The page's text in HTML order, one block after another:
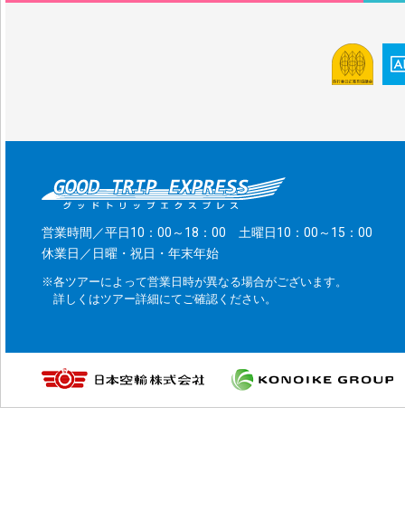
営業時間／平日10：00～18：00 土曜日10：00～15：00
休業日／日曜・祝日・年末年始
※各ツアーによって営業日時が異なる場合がございます。
詳しくはツアー詳細にてご確認ください。